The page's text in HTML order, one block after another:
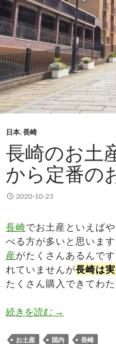
日本,長崎
長崎のお土
から定番の
2020-10-23
長崎でお土産といえば
べる方が多いと思いま
産がたくさんあるんで
れていませんが長崎は
たくさん購入できてわ
続きを読む 長崎のお土産
→
お土産 国内 長崎